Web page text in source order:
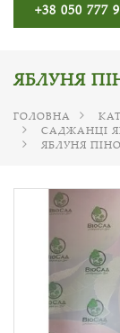
+38 050 777
ЯБЛУНЯ
ГОЛОВНА
САДЖАНЦІ
ЯБЛУНЯ